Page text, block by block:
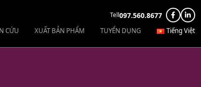
Tell097.560.8677
CỨU XUẤT BẢN PHẨM TUYỂN DỤNG Tiếng Việt